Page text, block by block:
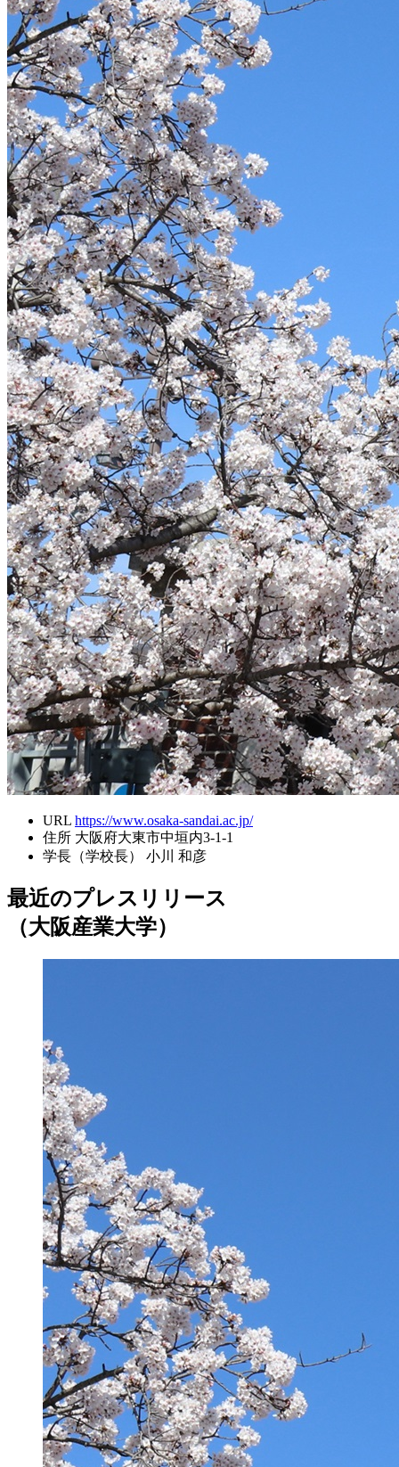
URL https://www.osaka-sandai.ac.jp/
住所 大阪府大東市中垣内3-1-1
学長（学校長）
小川 和彦
最近のプレスリリース
（大阪産業大学）